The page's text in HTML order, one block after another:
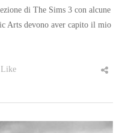
di The Sims 3 con alcune
Arts devono aver capito il mio
Like